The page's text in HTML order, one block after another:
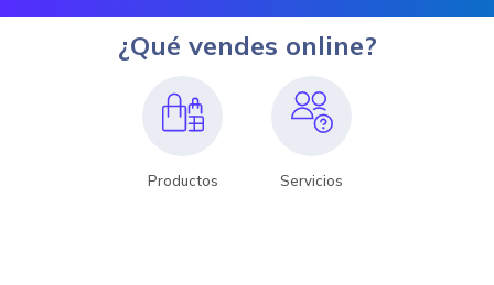
¿Qué vendes online?
Productos Servicios